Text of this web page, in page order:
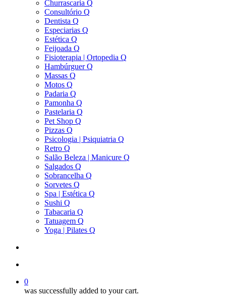
Churrascaria Q
Consultório Q
Dentista Q
Especiarias Q
Estética Q
Feijoada Q
Fisioterapia | Ortopedia Q
Hambúrguer Q
Massas Q
Motos Q
Padaria Q
Pamonha Q
Pastelaria Q
Pet Shop Q
Pizzas Q
Psicologia | Psiquiatria Q
Retro Q
Salão Beleza | Manicure Q
Salgados Q
Sobrancelha Q
Sorvetes Q
Spa | Estética Q
Sushi Q
Tabacaria Q
Tatuagem Q
Yoga | Pilates Q
0
was successfully added to your cart.